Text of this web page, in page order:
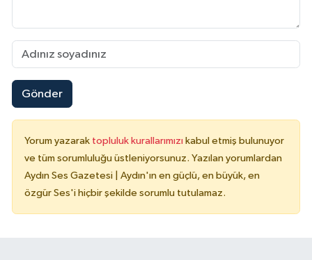
Gönder
Yorum yazarak topluluk kurallarımızı kabul etmiş bulunuyor
ve tüm sorumluluğu üstleniyorsunuz. Yazılan yorumlardan
Aydın Ses Gazetesi | Aydın'ın en güçlü, en büyük, en
özgür Ses'i hiçbir şekilde sorumlu tutulamaz.